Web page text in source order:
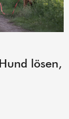
lösen,